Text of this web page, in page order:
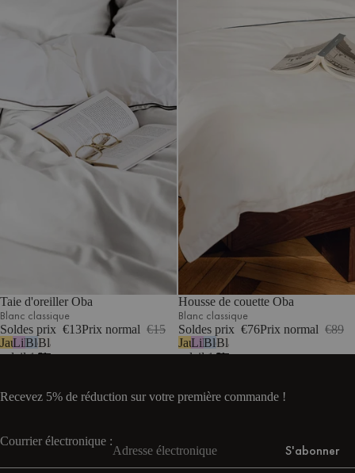
Taie d'oreiller Oba
Blanc classique
Soldes prix €13Prix normal €15
Jaune
soleil
Lilas
pastel
Bleu
ciel
Blanc
classique
Housse de couette Oba
Blanc classique
Soldes prix €76Prix normal €89
Jaune
soleil
Lilas
pastel
Bleu
ciel
Blanc
classique
Recevez 5% de réduction sur votre première commande !
Courrier électronique :
S'abonner